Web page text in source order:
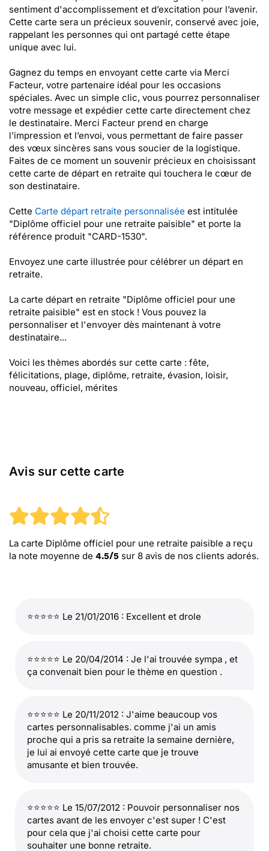
sentiment d'accomplissement et d’excitation pour l’avenir.
Cette carte sera un précieux souvenir, conservé avec joie,
rappelant les personnes qui ont partagé cette étape
unique avec lui.
Gagnez du temps en envoyant cette carte via Merci
Facteur, votre partenaire idéal pour les occasions
spéciales. Avec un simple clic, vous pourrez personnaliser
votre message et expédier cette carte directement chez
le destinataire. Merci Facteur prend en charge
l’impression et l’envoi, vous permettant de faire passer
des vœux sincères sans vous soucier de la logistique.
Faites de ce moment un souvenir précieux en choisissant
cette carte de départ en retraite qui touchera le cœur de
son destinataire.
Cette Carte départ retraite personnalisée est intitulée
"Diplôme officiel pour une retraite paisible" et porte la
référence produit "CARD-1530".
Envoyez une carte illustrée pour célébrer un départ en
retraite.
La carte départ en retraite "Diplôme officiel pour une
retraite paisible" est en stock ! Vous pouvez la
personnaliser et l'envoyer dès maintenant à votre
destinataire...
Voici les thèmes abordés sur cette carte : fête,
félicitations, plage, diplôme, retraite, évasion, loisir,
nouveau, officiel, mérites
Avis sur cette carte
La carte Diplôme officiel pour une retraite paisible a reçu
la note moyenne de 4.5/5 sur 8 avis de nos clients adorés.
⭐⭐⭐⭐⭐ Le 21/01/2016 : Excellent et drole
⭐⭐⭐⭐⭐ Le 20/04/2014 : Je l'ai trouvée sympa , et
ça convenait bien pour le thème en question .
⭐⭐⭐⭐⭐ Le 20/11/2012 : J'aime beaucoup vos
cartes personnalisables. comme j'ai un amis
proche qui a pris sa retraite la semaine dernière,
je lui ai envoyé cette carte que je trouve
amusante et bien trouvée.
⭐⭐⭐⭐⭐ Le 15/07/2012 : Pouvoir personnaliser nos
cartes avant de les envoyer c'est super ! C'est
pour cela que j'ai choisi cette carte pour
souhaiter une bonne retraite.